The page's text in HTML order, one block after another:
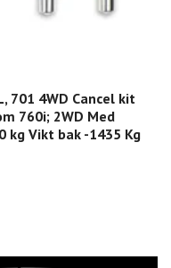
701 4WD Cancel kit
760i; 2WD Med
kg Vikt bak -1435 Kg